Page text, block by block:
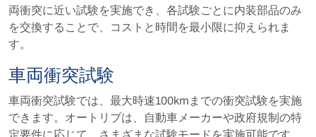
両衝突に近い試験を実施でき、各試験ごとに内装部品のみ
を交換することで、コストと時間を最小限に抑えられま
す。
車両衝突試験
車両衝突試験では、最大時速100kmまでの衝突試験を実施
できます。オートリブは、自動車メーカーや政府規制の特
定要件に応じて、さまざまな試験モードを実施可能です。